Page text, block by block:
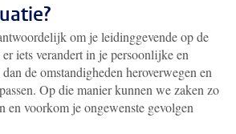
om je leidinggevende op de
iets verandert in je persoonlijke en
de omstandigheden heroverwegen en
Op die manier kunnen we zaken zo
en voorkom je ongewenste gevolgen